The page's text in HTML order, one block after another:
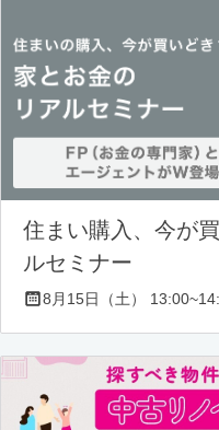
住まい購入、今が
ルセミナー
8月15日（土）